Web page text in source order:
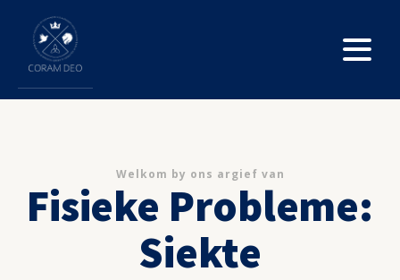
Welkom by ons argief van
Fisieke Probleme:
Siekte